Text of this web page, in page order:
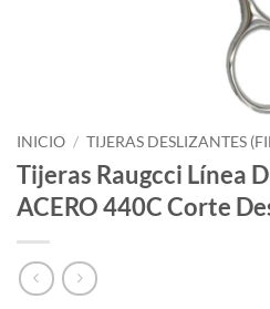
INICIO / TIJERAS DESLIZANTES
Tijeras Raugcci Línea
ACERO 440C Corte